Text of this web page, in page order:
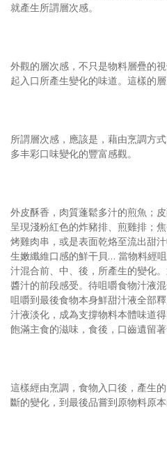
書房集
餐桌週記
影音區
歷史區
關於Yilan
個人著作
活動實況記錄
媒體報導一覽
訂閱電子報
就產生所謂層次感。
外觀的層次感，不只是物料層疊的
起入口所產生變化的味道。這樣的
所謂層次感，應該是，藉由烹調方
多丰彩口味變化的豐富感觀。
外皮酥香，肉質蓬鬆多汁的煎魚；
呈現淺粉紅色的炸豬排、煎雞排；
烤雞肉串，或是表面乾烙至流出甜
生嫩纖維口感的鮮干貝… 當物料經
汁混合前、中、後，所產生的變化
醬汁的前段感受。待咀嚼食物汁液
咀嚼到最後食物本身鮮甜汁液全部
汁液淡化，成為支撐物料本體味道
飽滿主食的滋味，食後，口齒遺留
這樣經由烹調，食物入口後，產生
斷的變化，到最後品嘗到原物料原